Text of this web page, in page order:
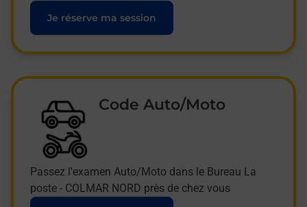
Je réserve ma session
Code Auto/Moto
Passez l'examen Auto/Moto dans le Bureau La
poste - COLMAR NORD près de chez vous